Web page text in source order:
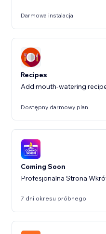
Darmowa instalacja
Recipes
Add mouth-watering
Dostępny darmowy plan
Coming Soon
Profesjonalna Strona
7 dni okresu próbnego